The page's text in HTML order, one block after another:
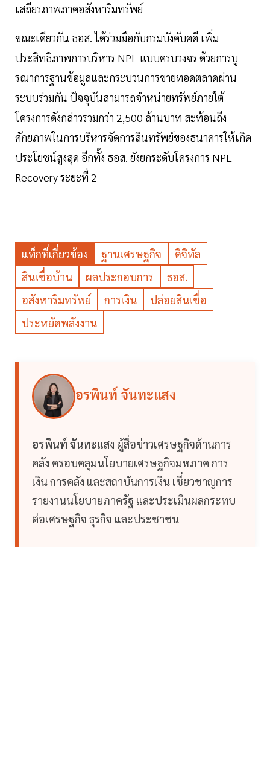
เสถียรภาพภาคอสังหาริมทรัพย์
ขณะเดียวกัน ธอส. ได้ร่วมมือกับกรมบังคับคดี เพิ่ม
ประสิทธิภาพการบริหาร NPL แบบครบวงจร ด้วยการบู
รณาการฐานข้อมูลและกระบวนการขายทอดตลาดผ่าน
ระบบร่วมกัน ปัจจุบันสามารถจำหน่ายทรัพย์ภายใต้
โครงการดังกล่าวรวมกว่า 2,500 ล้านบาท สะท้อนถึง
ศักยภาพในการบริหารจัดการสินทรัพย์ของธนาคารให้เกิด
ประโยชน์สูงสุด อีกทั้ง ธอส. ยังยกระดับโครงการ NPL
Recovery ระยะที่ 2
แท็กที่เกี่ยวข้อง ฐานเศรษฐกิจ
ดิจิทัล
สินเชื่อบ้าน
ผลประกอบการ
ธอส.
อสังหาริมทรัพย์
การเงิน
ปล่อยสินเชื่อ
ประหยัดพลังงาน
อรพินท์ จันทะแสง
อรพินท์ จันทะแสง ผู้สื่อข่าวเศรษฐกิจด้านการ
คลัง ครอบคลุมนโยบายเศรษฐกิจมหภาค การ
เงิน การคลัง และสถาบันการเงิน เชี่ยวชาญการ
รายงานนโยบายภาครัฐ และประเมินผลกระทบ
ต่อเศรษฐกิจ ธุรกิจ และประชาชน